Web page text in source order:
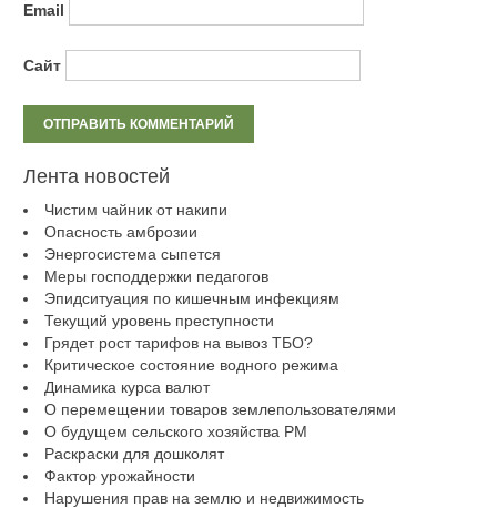
Email
Сайт
Лента новостей
Чистим чайник от накипи
Опасность амброзии
Энергосистема сыпется
Меры господдержки педагогов
Эпидситуация по кишечным инфекциям
Текущий уровень преступности
Грядет рост тарифов на вывоз ТБО?
Критическое состояние водного режима
Динамика курса валют
О перемещении товаров землепользователями
О будущем сельского хозяйства РМ
Раскраски для дошколят
Фактор урожайности
Нарушения прав на землю и недвижимость